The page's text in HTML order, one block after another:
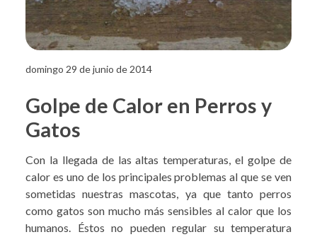
domingo 29 de junio de 2014
Golpe de Calor en Perros y
Gatos
Con la llegada de las altas temperaturas, el golpe de
calor es uno de los principales problemas al que se ven
sometidas nuestras mascotas, ya que tanto perros
como gatos son mucho más sensibles al calor que los
humanos. Éstos no pueden regular su temperatura